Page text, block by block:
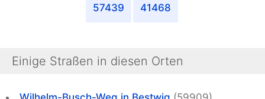
57439 41468
Einige Straßen in diesen Orten